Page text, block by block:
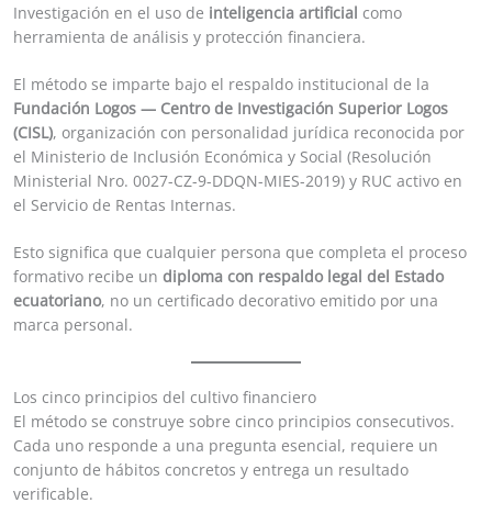
Investigación en el uso de inteligencia artificial como
herramienta de análisis y protección financiera.
El método se imparte bajo el respaldo institucional de la
Fundación Logos — Centro de Investigación Superior Logos
(CISL), organización con personalidad jurídica reconocida por
el Ministerio de Inclusión Económica y Social (Resolución
Ministerial Nro. 0027-CZ-9-DDQN-MIES-2019) y RUC activo en
el Servicio de Rentas Internas.
Esto significa que cualquier persona que completa el proceso
formativo recibe undiploma con respaldo legal del Estado
ecuatoriano, no un certificado decorativo emitido por una
marca personal.
Los cinco principios del cultivo financiero
El método se construye sobre cinco principios consecutivos.
Cada uno responde a una pregunta esencial, requiere un
conjunto de hábitos concretos y entrega un resultado
verificable.